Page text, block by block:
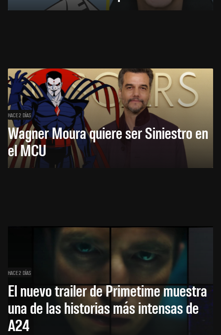
HACE 2 DÍAS
Wagner Moura quiere ser Siniestro en
el MCU
HACE 2 DÍAS
El nuevo trailer de Primetime muestra
una de las historias más intensas de
A24